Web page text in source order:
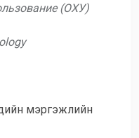
(ОХУ)
мэргэжлийн